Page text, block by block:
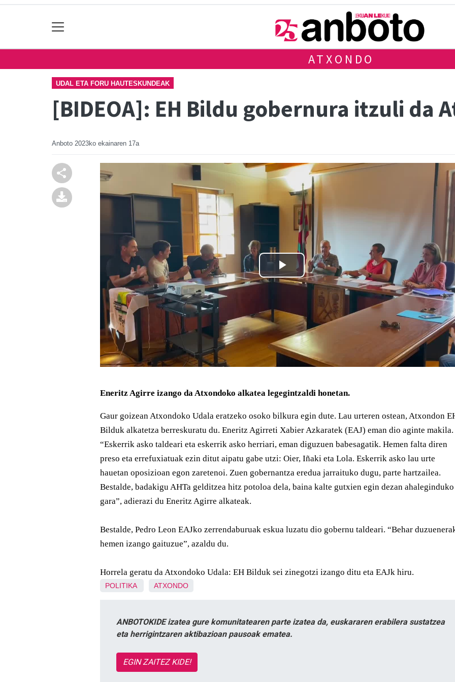
ATXONDO
UDAL ETA FORU HAUTESKUNDEAK
[BIDEOA]: EH Bildu gobernura itzuli da
Anboto 2023ko ekainaren 17a
Eneritz Agirre izango da Atxondoko alkatea legegintzaldi honetan.
Gaur goizean Atxondoko Udala eratzeko osoko bilkura egin dute. Lau urteren ostean, Atxondon
Bilduk alkatetza berreskuratu du. Eneritz Agirreti Xabier Azkaratek (EAJ) eman dio aginte makila.
“Eskerrik asko taldeari eta eskerrik asko herriari, eman diguzuen babesagatik. Hemen falta diren
preso eta errefuxiatuak ezin ditut aipatu gabe utzi: Oier, Iñaki eta Lola. Eskerrik asko lau urte
hauetan oposizioan egon zaretenoi. Zuen gobernantza eredua jarraituko dugu, parte hartzailea.
Bestalde, badakigu AHTa gelditzea hitz potoloa dela, baina kalte gutxien egin dezan ahaleginduko
gara”, adierazi du Eneritz Agirre alkateak.
Bestalde, Pedro Leon EAJko zerrendaburuak eskua luzatu dio gobernu taldeari. “Behar
hemen izango gaituzue”, azaldu du.
Horrela geratu da Atxondoko Udala: EH Bilduk sei zinegotzi izango ditu eta EAJk hiru.
POLITIKA ATXONDO
ANBOTOKIDE izatea gure komunitatearen parte izatea da, euskararen erabilera sustatzea
eta herrigintzaren aktibazioan pausoak ematea.
EGIN ZAITEZ KIDE!